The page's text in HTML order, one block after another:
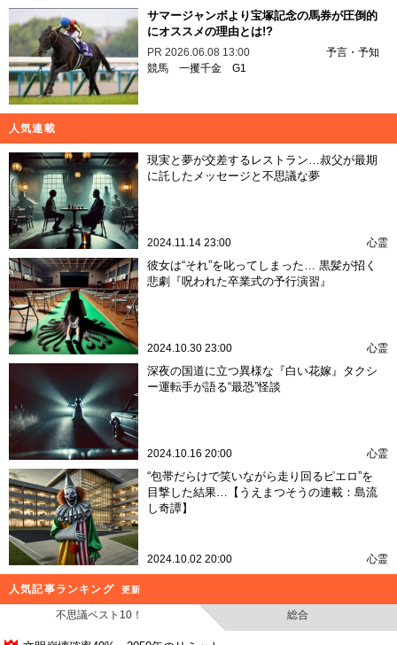
サマージャンボより宝塚記念の馬券が圧倒的
にオススメの理由とは!?
PR 2026.06.08 13:00
予言・予知
競馬 一攫千金 G1
人気連載
現実と夢が交差するレストラン…叔父が最期
に託したメッセージと不思議な夢
2024.11.14 23:00 心霊
彼女は“それ”を叱ってしまった… 黒髪が招く
悲劇『呪われた卒業式の予行演習』
2024.10.30 23:00 心霊
深夜の国道に立つ異様な『白い花嫁』タクシ
ー運転手が語る“最恐”怪談
2024.10.16 20:00 心霊
“包帯だらけで笑いながら走り回るピエロ”を
目撃した結果…【うえまつそうの連載：島流
し奇譚】
2024.10.02 20:00 心霊
人気記事ランキング 更新
不思議ベスト10！ 総合